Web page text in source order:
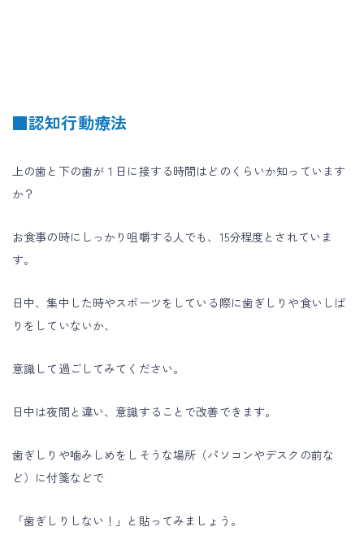
■認知行動療法
上の歯と下の歯が１日に接する時間はどのくらいか知っています
か？
お食事の時にしっかり咀嚼する人でも、15分程度とされていま
す。
日中、集中した時やスポーツをしている際に歯ぎしりや食いしば
りをしていないか、
意識して過ごしてみてください。
日中は夜間と違い、意識することで改善できます。
歯ぎしりや噛みしめをしそうな場所（パソコンやデスクの前な
ど）に付箋などで
「歯ぎしりしない！」と貼ってみましょう。